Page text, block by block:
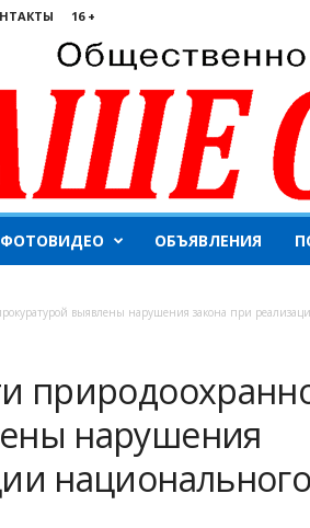
16 +
ФОТОВИДЕО ОБЪЯВЛЕНИЯ
выявлены нарушения закона при
нарушения
национального